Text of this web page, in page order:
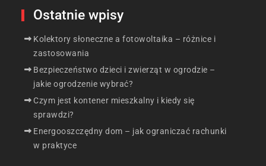
Ostatnie wpisy
Kolektory słoneczne a fotowoltaika – różnice i
zastosowania
Bezpieczeństwo dzieci i zwierząt w ogrodzie –
jakie ogrodzenie wybrać?
Czym jest kontener mieszkalny i kiedy się
sprawdzi?
Energooszczędny dom – jak ograniczać rachunki
w praktyce